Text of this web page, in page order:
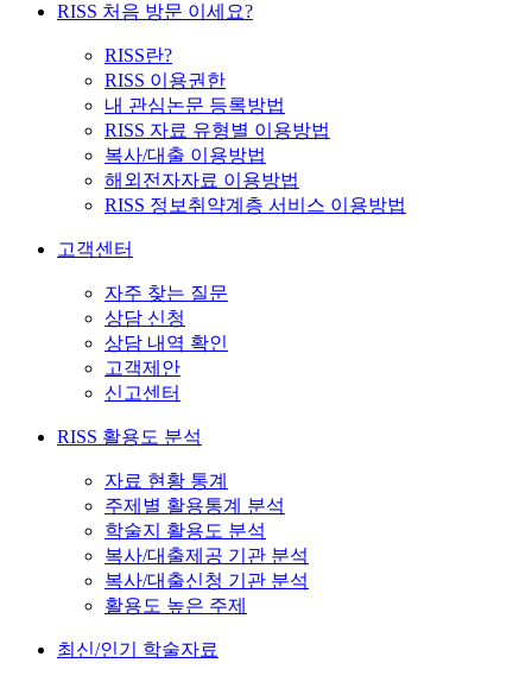
RISS 처음 방문 이세요?
RISS란?
RISS 이용권한
내 관심논문 등록방법
RISS 자료 유형별 이용방법
복사/대출 이용방법
해외전자자료 이용방법
RISS 정보취약계층 서비스 이용방법
고객센터
자주 찾는 질문
상담 신청
상담 내역 확인
고객제안
신고센터
RISS 활용도 분석
자료 현황 통계
주제별 활용통계 분석
학술지 활용도 분석
복사/대출제공 기관 분석
복사/대출신청 기관 분석
활용도 높은 주제
최신/인기 학술자료